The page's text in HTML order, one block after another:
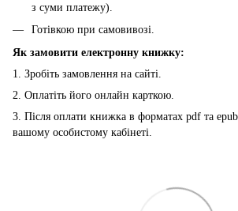
з суми платежу).
Готівкою при самовивозі.
Як замовити електронну книжку:
1. Зробіть замовлення на сайті.
2. Оплатіть його онлайн карткою.
3. Після оплати книжка в форматах pdf та
вашому особистому кабінеті.